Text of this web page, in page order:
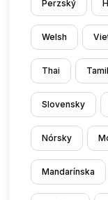
Perzský
Welsh
Thai Tamil
Slovensky
Nórsky
Mandarínska